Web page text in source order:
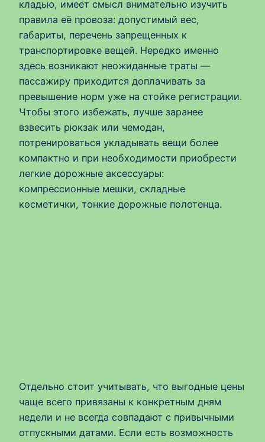
кладью, имеет смысл внимательно изучить
правила её провоза: допустимый вес,
габариты, перечень запрещенных к
транспортировке вещей. Нередко именно
здесь возникают неожиданные траты —
пассажиру приходится доплачивать за
превышение норм уже на стойке регистрации.
Чтобы этого избежать, лучше заранее
взвесить рюкзак или чемодан,
потренироваться укладывать вещи более
компактно и при необходимости приобрести
легкие дорожные аксессуары:
компрессионные мешки, складные
косметички, тонкие дорожные полотенца.
Отдельно стоит учитывать, что выгодные цены
чаще всего привязаны к конкретным дням
недели и не всегда совпадают с привычными
отпускными датами. Если есть возможность